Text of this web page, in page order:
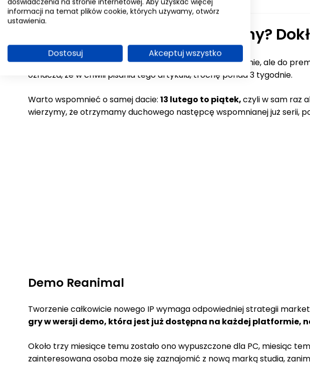
informacji na temat plików cookie, których używamy, otwórz
ustawienia.
Dostosuj Akceptuj wszystko
Czy Reanimal jest już dostępny?
Odpowiadając na pytanie w tytule tego akapitu: jeszcze nie, ale do
oznacza, że w chwili pisania tego artykułu, trochę ponad 3 tygodnie.
Warto wspomnieć o samej dacie: 13 lutego to piątek,czyli w sam raz
wierzymy, że otrzymamy duchowego następcę wspomnianej już serii,
Demo Reanimal
Tworzenie całkowicie nowego IP wymaga odpowiedniej strategii
gry w wersji demo, która jest już dostępna na każdej platformie,
Około trzy miesiące temu zostało ono wypuszczone dla PC, miesiąc
zainteresowana osoba może się zaznajomić z nową marką studia,